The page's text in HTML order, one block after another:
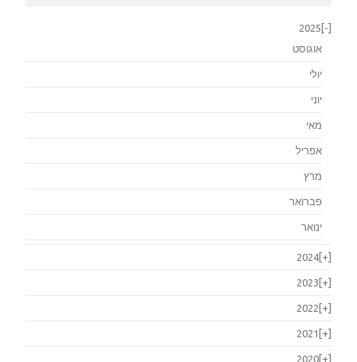
[-]
2025
אוגוסט
יולי
יוני
מאי
אפריל
מרץ
פברואר
ינואר
[+]
2024
[+]
2023
[+]
2022
[+]
2021
[+]
2020